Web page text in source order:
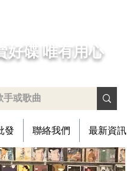
好碟 唯有用心
發 聯絡我們 最新資訊